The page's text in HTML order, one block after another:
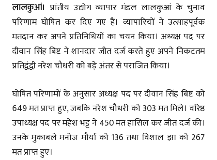
लालकुआं। प्रांतीय उद्योग व्यापार मंडल लालकुआं के चुनाव
परिणाम घोषित कर दिए गए हैं। व्यापारियों ने उत्साहपूर्वक
मतदान कर अपने प्रतिनिधियों का चयन किया। अध्यक्ष पद पर
दीवान सिंह बिष्ट ने शानदार जीत दर्ज करते हुए अपने निकटतम
प्रतिद्वंद्वी नरेश चौधरी को बड़े अंतर से पराजित किया।
घोषित परिणामों के अनुसार अध्यक्ष पद पर दीवान सिंह बिष्ट को
649 मत प्राप्त हुए, जबकि नरेश चौधरी को 303 मत मिले। वरिष्ठ
उपाध्यक्ष पद पर महेश भट्ट ने 450 मत हासिल कर जीत दर्ज की।
उनके मुकाबले मनोज मौर्या को 136 तथा विशाल झा को 267
मत प्राप्त हुए।